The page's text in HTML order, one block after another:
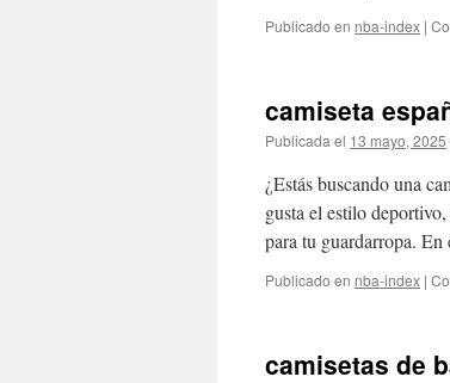
Publicado en nba-index |
camiseta
Publicada el 13 mayo, 2025
¿Estás buscando una
gusta el estilo
para tu guardarropa.
Publicado en nba-index |
camisetas de